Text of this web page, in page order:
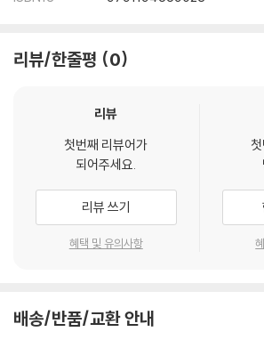
리뷰/한줄평 0
리뷰
첫번째 리뷰어가
되어주세요.
리뷰 쓰기
혜택 및 유의사항
배송/반품/교환 안내